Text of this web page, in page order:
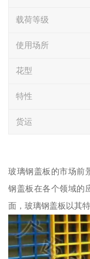
载荷等级
使用场所
花型
特性
货运
玻璃钢盖板的市场前
钢盖板在各个领域的
面，玻璃钢盖板以其